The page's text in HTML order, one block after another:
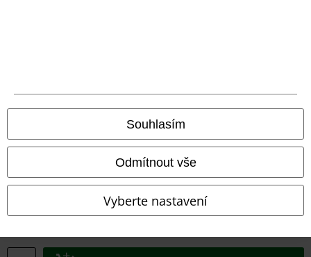
Souhlasím
Odmítnout vše
Vyberte nastavení
Naše online obchody
EMP France